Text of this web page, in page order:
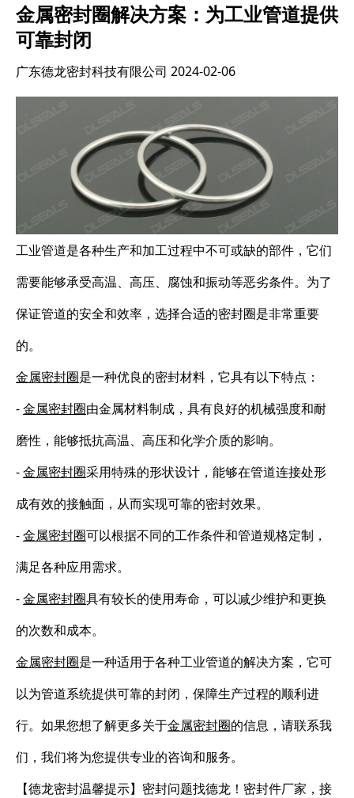
金属密封圈解决方案：为工业管道提供
可靠封闭
广东德龙密封科技有限公司 2024-02-06
工业管道是各种生产和加工过程中不可或缺的部件，它们
需要能够承受高温、高压、腐蚀和振动等恶劣条件。为了
保证管道的安全和效率，选择合适的密封圈是非常重要
的。
金属密封圈是一种优良的密封材料，它具有以下特点：
-金属密封圈由金属材料制成，具有良好的机械强度和耐
磨性，能够抵抗高温、高压和化学介质的影响。
-金属密封圈采用特殊的形状设计，能够在管道连接处形
成有效的接触面，从而实现可靠的密封效果。
-金属密封圈可以根据不同的工作条件和管道规格定制，
满足各种应用需求。
-金属密封圈具有较长的使用寿命，可以减少维护和更换
的次数和成本。
金属密封圈是一种适用于各种工业管道的解决方案，它可
以为管道系统提供可靠的封闭，保障生产过程的顺利进
行。如果您想了解更多关于金属密封圈的信息，请联系我
们，我们将为您提供专业的咨询和服务。
【德龙密封温馨提示】密封问题找德龙！密封件厂家，接